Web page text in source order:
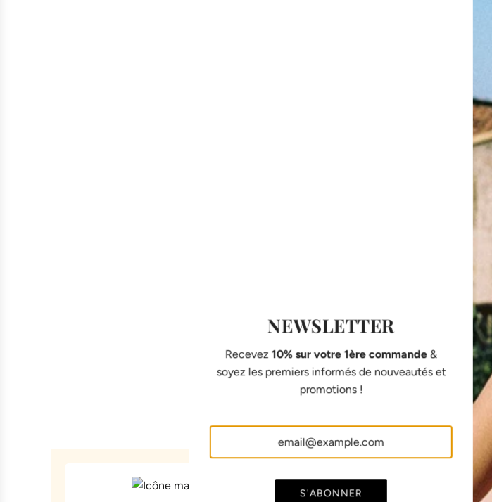
NEWSLETTER
Recevez 10% sur votre 1ère commande&
soyez les premiers informés de nouveautés et
promotions !
S'ABONNER